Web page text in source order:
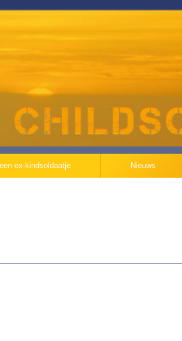
ex-kindsoldaatje Nieuws